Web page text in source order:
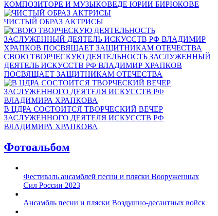
КОМПОЗИТОРЕ И МУЗЫКОВЕДЕ ЮРИИ БИРЮКОВЕ
ЧИСТЫЙ ОБРАЗ АКТРИСЫ
СВОЮ ТВОРЧЕСКУЮ ДЕЯТЕЛЬНОСТЬ ЗАСЛУЖЕННЫЙ
ДЕЯТЕЛЬ ИСКУССТВ РФ ВЛАДИМИР ХРАПКОВ
ПОСВЯЩАЕТ ЗАЩИТНИКАМ ОТЕЧЕСТВА
В ЦДРА СОСТОИТСЯ ТВОРЧЕСКИЙ ВЕЧЕР
ЗАСЛУЖЕННОГО ДЕЯТЕЛЯ ИСКУССТВ РФ
ВЛАДИМИРА ХРАПКОВА
Фотоальбом
Фестиваль ансамблей песни и пляски Вооруженных
Сил России 2023
Ансамбль песни и пляски Воздушно-десантных войск